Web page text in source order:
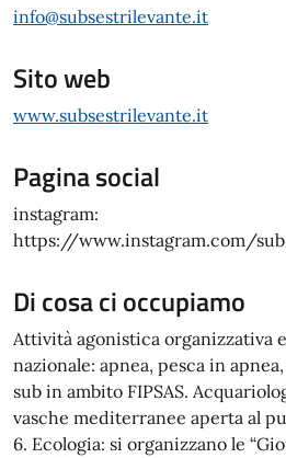
info@subsestrilevante.it
Sito web
www.subsestrilevante.it
Pagina social
instagram:
https://www.instagram.com/
Di cosa ci occupiamo
Attività agonistica organizzativa
nazionale: apnea, pesca in
sub in ambito FIPSAS.
vasche mediterranee aperta al
6. Ecologia: si organizzano le